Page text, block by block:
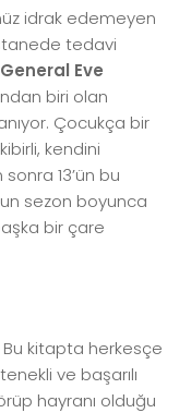
idrak edemeyen
tedavi
General Eve
biri olan
Çocukça bir
kendini
13’ün bu
sezon boyunca
bir çare
kitapta herkesçe
ve başarılı
hayranı olduğu